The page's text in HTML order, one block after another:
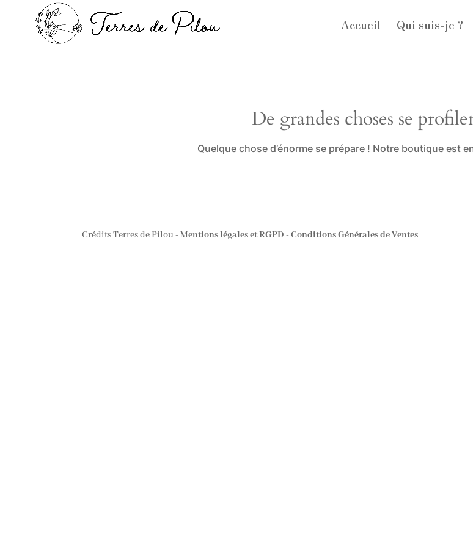
Accueil Qui suis-je ?
De grandes choses se
Quelque chose d’énorme se prépare ! Notre boutique est
Crédits Terres de Pilou -Mentions légales et RGPD -Conditions Générales de Ventes